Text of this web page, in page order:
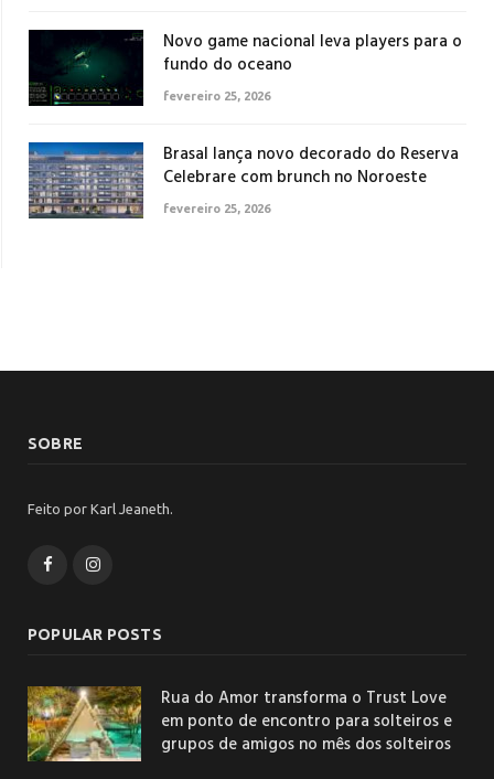
Novo game nacional leva players para o
fundo do oceano
fevereiro 25, 2026
Brasal lança novo decorado do Reserva
Celebrare com brunch no Noroeste
fevereiro 25, 2026
SOBRE
Feito por Karl Jeaneth.
FacebookInstagram
POPULAR POSTS
Rua do Amor transforma o Trust Love
em ponto de encontro para solteiros e
grupos de amigos no mês dos solteiros